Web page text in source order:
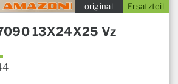
Ersatzteil
original
13X24X25 Vz